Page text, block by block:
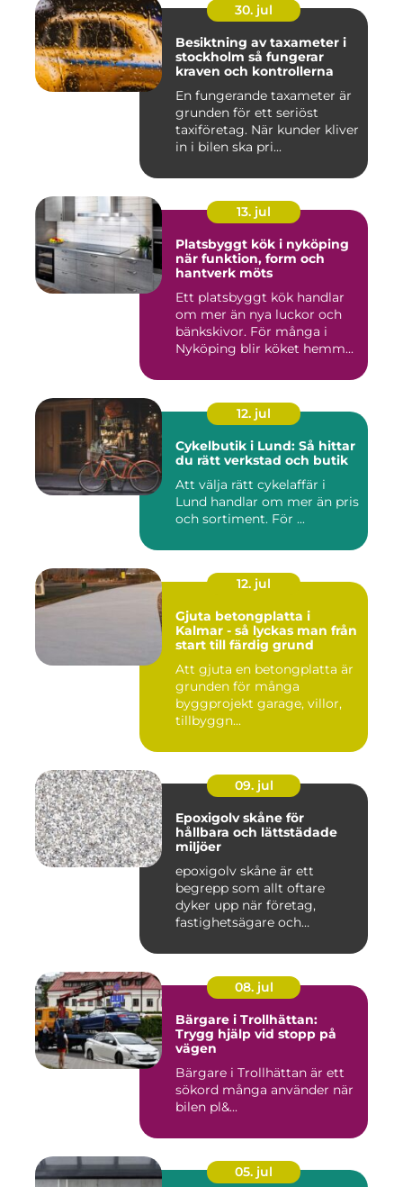
30. jul
Besiktning av taxameter i
stockholm så fungerar
kraven och kontrollerna
En fungerande taxameter är
grunden för ett seriöst
taxiföretag. När kunder kliver
in i bilen ska pri...
13. jul
Platsbyggt kök i nyköping
när funktion, form och
hantverk möts
Ett platsbyggt kök handlar
om mer än nya luckor och
bänkskivor. För många i
Nyköping blir köket hemm...
12. jul
Cykelbutik i Lund: Så hittar
du rätt verkstad och butik
Att välja rätt cykelaffär i
Lund handlar om mer än pris
och sortiment. För ...
12. jul
Gjuta betongplatta i
Kalmar - så lyckas man från
start till färdig grund
Att gjuta en betongplatta är
grunden för många
byggprojekt garage, villor,
tillbyggn...
09. jul
Epoxigolv skåne för
hållbara och lättstädade
miljöer
epoxigolv skåne är ett
begrepp som allt oftare
dyker upp när företag,
fastighetsägare och
08. jul
Bärgare i Trollhättan:
Trygg hjälp vid stopp på
vägen
Bärgare i Trollhättan är ett
sökord många använder när
bilen pl&...
05. jul